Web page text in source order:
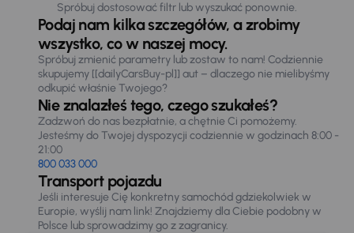
Spróbuj dostosować filtr lub wyszukać ponownie.
Podaj nam kilka szczegółów, a zrobimy
wszystko, co w naszej mocy.
Spróbuj zmienić parametry lub zostaw to nam! Codziennie
skupujemy [[dailyCarsBuy-pl]] aut – dlaczego nie mielibyśmy
odkupić właśnie Twojego?
Nie znalazłeś tego, czego szukałeś?
Zadzwoń do nas bezpłatnie, a chętnie Ci pomożemy.
Jesteśmy do Twojej dyspozycji codziennie w godzinach 8:00 -
21:00
800 033 000
Transport pojazdu
Jeśli interesuje Cię konkretny samochód gdziekolwiek w
Europie, wyślij nam link! Znajdziemy dla Ciebie podobny w
Polsce lub sprowadzimy go z zagranicy.